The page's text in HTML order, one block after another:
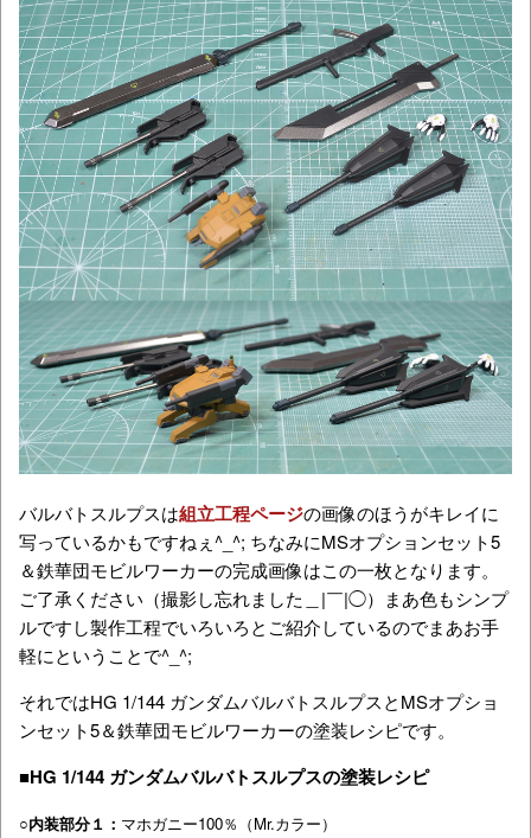
バルバトスルプスは組立工程ページの画像のほうがキレイに
写っているかもですねぇ^_^; ちなみにMSオプションセット5
＆鉄華団モビルワーカーの完成画像はこの一枚となります。
ご了承ください（撮影し忘れました＿|￣|◯）まあ色もシンプ
ルですし製作工程でいろいろとご紹介しているのでまあお手
軽にということで^_^;
それではHG 1/144 ガンダムバルバトスルプスとMSオプショ
ンセット5＆鉄華団モビルワーカーの塗装レシピです。
■HG 1/144 ガンダムバルバトスルプスの塗装レシピ
○内装部分１： マホガニー100％（Mr.カラー）